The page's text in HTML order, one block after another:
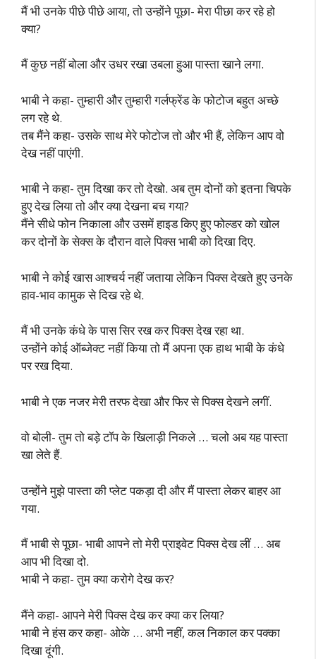
मैं भी उनके पीछे पीछे आया, तो उन्होंने पूछा- मेरा पीछा कर रहे हो
क्या?
मैं कुछ नहीं बोला और उधर रखा उबला हुआ पास्ता खाने लगा.
भाबी ने कहा- तुम्हारी और तुम्हारी गर्लफ्रेंड के फोटोज बहुत अच्छे
लग रहे थे.
तब मैंने कहा- उसके साथ मेरे फोटोज तो और भी हैं, लेकिन आप वो
देख नहीं पाएंगी.
भाबी ने कहा- तुम दिखा कर तो देखो. अब तुम दोनों को इतना चिपके
हुए देख लिया तो और क्या देखना बच गया?
मैंने सीधे फोन निकाला और उसमें हाइड किए हुए फोल्डर को खोल
कर दोनों के सेक्स के दौरान वाले पिक्स भाबी को दिखा दिए.
भाबी ने कोई खास आश्चर्य नहीं जताया लेकिन पिक्स देखते हुए उनके
हाव-भाव कामुक से दिख रहे थे.
मैं भी उनके कंधे के पास सिर रख कर पिक्स देख रहा था.
उन्होंने कोई ऑब्जेक्ट नहीं किया तो मैं अपना एक हाथ भाबी के कंधे
पर रख दिया.
भाबी ने एक नजर मेरी तरफ देखा और फिर से पिक्स देखने लगीं.
वो बोली- तुम तो बड़े टॉप के खिलाड़ी निकले … चलो अब यह पास्ता
खा लेते हैं.
उन्होंने मुझे पास्ता की प्लेट पकड़ा दी और मैं पास्ता लेकर बाहर आ
गया.
मैं भाबी से पूछा- भाबी आपने तो मेरी प्राइवेट पिक्स देख लीं … अब
आप भी दिखा दो.
भाबी ने कहा- तुम क्या करोगे देख कर?
मैंने कहा- आपने मेरी पिक्स देख कर क्या कर लिया?
भाबी ने हंस कर कहा- ओके … अभी नहीं, कल निकाल कर पक्का
दिखा दूंगी.